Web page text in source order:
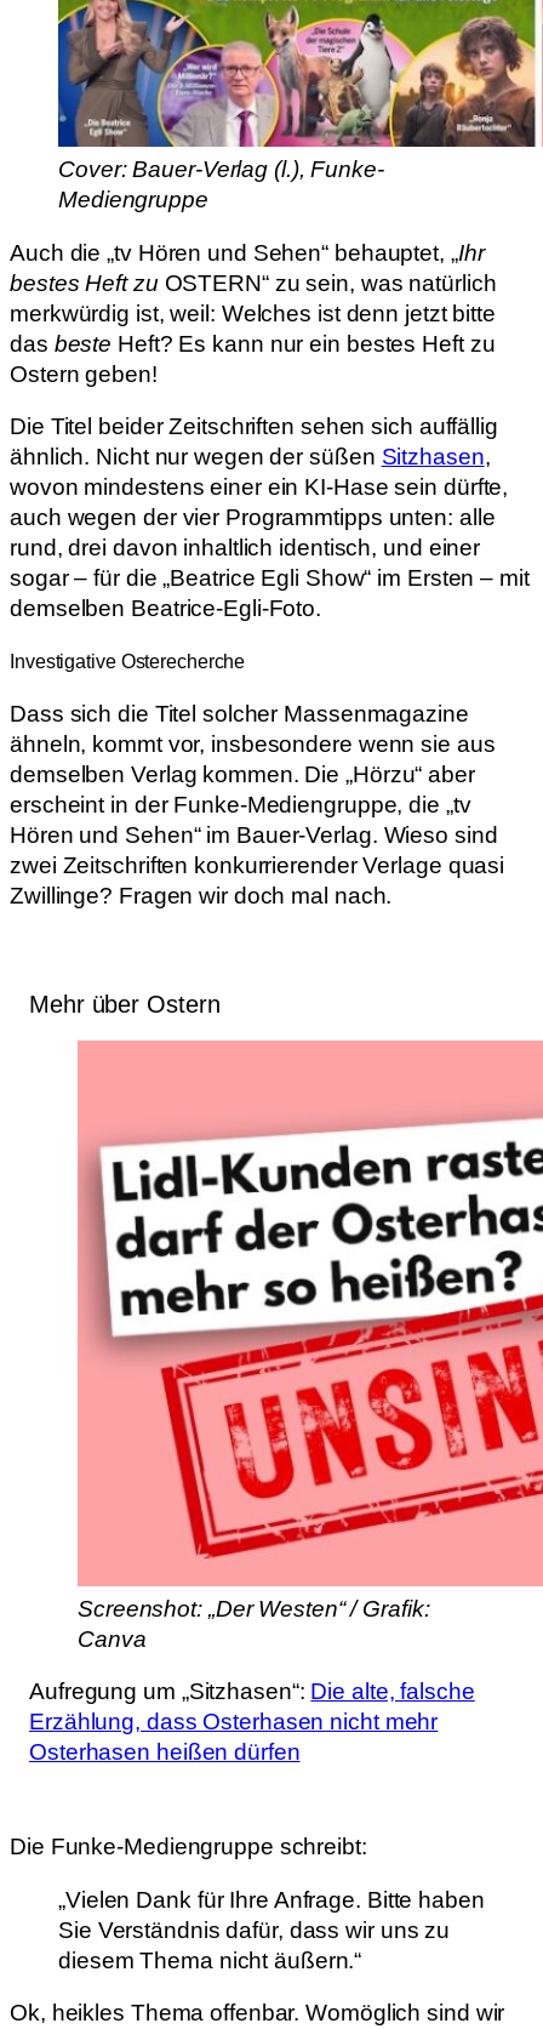
Cover: Bauer-Verlag (l.), Funke-
Mediengruppe
Auch die „tv Hören und Sehen“ behauptet, „Ihr
bestes Heft zu OSTERN“ zu sein, was natürlich
merkwürdig ist, weil: Welches ist denn jetzt bitte
das beste Heft? Es kann nur ein bestes Heft zu
Ostern geben!
Die Titel beider Zeitschriften sehen sich auffällig
ähnlich. Nicht nur wegen der süßen Sitzhasen,
wovon mindestens einer ein KI-Hase sein dürfte,
auch wegen der vier Programmtipps unten: alle
rund, drei davon inhaltlich identisch, und einer
sogar – für die „Beatrice Egli Show“ im Ersten – mit
demselben Beatrice-Egli-Foto.
Investigative Osterecherche
Dass sich die Titel solcher Massenmagazine
ähneln, kommt vor, insbesondere wenn sie aus
demselben Verlag kommen. Die „Hörzu“ aber
erscheint in der Funke-Mediengruppe, die „tv
Hören und Sehen“ im Bauer-Verlag. Wieso sind
zwei Zeitschriften konkurrierender Verlage quasi
Zwillinge? Fragen wir doch mal nach.
Mehr über Ostern
Screenshot: „Der Westen“ / Grafik:
Canva
Aufregung um „Sitzhasen“: Die alte, falsche
Erzählung, dass Osterhasen nicht mehr
Osterhasen heißen dürfen
Die Funke-Mediengruppe schreibt:
„Vielen Dank für Ihre Anfrage. Bitte haben
Sie Verständnis dafür, dass wir uns zu
diesem Thema nicht äußern.“
Ok, heikles Thema offenbar. Womöglich sind wir